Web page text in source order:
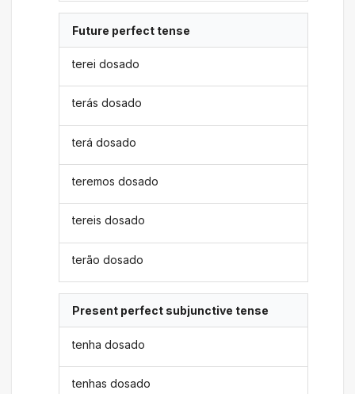
Future perfect tense
terei dosado
terás dosado
terá dosado
teremos dosado
tereis dosado
terão dosado
Present perfect subjunctive tense
tenha dosado
tenhas dosado